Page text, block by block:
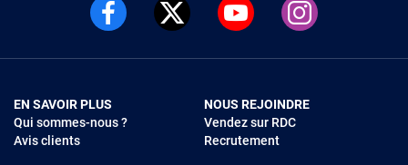
EN SAVOIR PLUS
Qui sommes-nous ?
Avis clients
NOUS REJOINDRE
Vendez sur RDC
Recrutement